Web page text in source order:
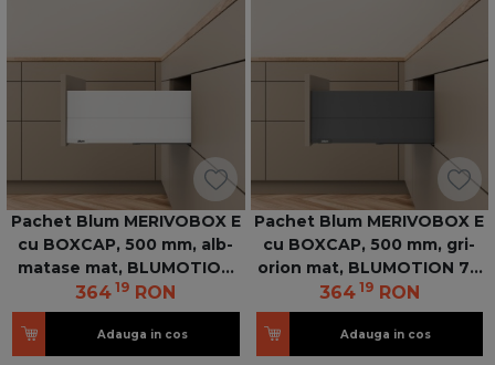
Pachet Blum MERIVOBOX E
cu BOXCAP, 500 mm, alb-
matase mat, BLUMOTION
70 kg
364 19 RON
Adauga in cos
Pachet Blum MERIVOBOX E
cu BOXCAP, 500 mm, gri-
orion mat, BLUMOTION 70
kg
364 19 RON
Adauga in cos